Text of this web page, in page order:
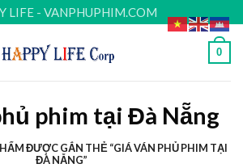
LIFE - VANPHUPHIM.COM
0
phim tại Đà Nẵng
ĐƯỢC GẮN THẺ “GIÁ VÁN PHỦ PHIM TẠI
ĐÀ NẴNG”